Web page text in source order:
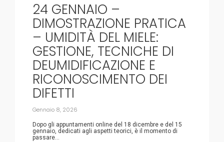
24 GENNAIO –
DIMOSTRAZIONE PRATICA
– UMIDITÀ DEL MIELE:
GESTIONE, TECNICHE DI
DEUMIDIFICAZIONE E
RICONOSCIMENTO DEI
DIFETTI
Gennaio 8, 2026
Dopo gli appuntamenti online del 18 dicembre e del 15
gennaio, dedicati agli aspetti teorici, è il momento di
passare...